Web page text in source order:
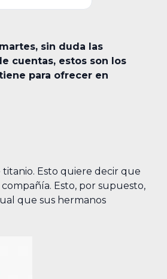
sin duda las
cuentas, estos son los
para ofrecer en
titanio. Esto quiere decir que
Esto, por supuesto,
que sus hermanos